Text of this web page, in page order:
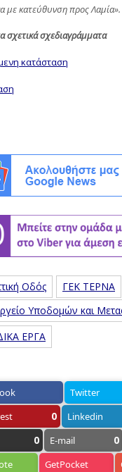
με κατεύθυνση προς Λαμία».
σχετικά σχεδιαγράμματα
κατάσταση
Οδός
ΓΕΚ ΤΕΡΝΑ
Υποδομών και
ΕΡΓΑ
Twitter
0 Linkedin
0 E-mail 0
GetPocket